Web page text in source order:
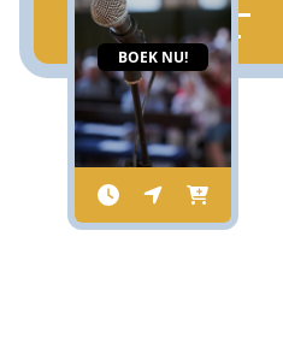
BOEK NU!